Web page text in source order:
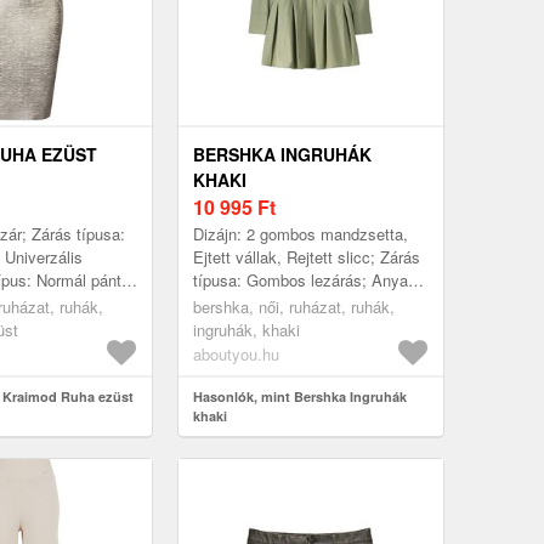
EZÜST
Zárás típusa:
Normál pánt;
Hossz: Térdig
átöl...
ruhák,
Ruha ezüst
BERSHKA INGRUHÁK
KHAKI
10 995 Ft
Dizájn: 2 gombos mandzsetta,
Ejtett vállak, Rejtett slicc; Zárás
típusa: Gombos lezárás; Anyag:
Pamut; Minta: Univerzális
színek; Inggallér: Kent g...
bershka, női, ruházat, ruhák,
ingruhák, khaki
aboutyou.hu
Hasonlók, mint Bershka Ingruhák
khaki